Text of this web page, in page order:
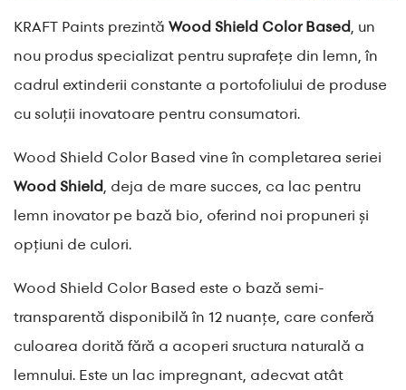
KRAFT Paints prezintă Wood Shield Color Based, un
nou produs specializat pentru suprafețe din lemn, în
cadrul extinderii constante a portofoliului de produse
cu soluții inovatoare pentru consumatori.
Wood Shield Color Based vine în completarea seriei
Wood Shield, deja de mare succes, ca lac pentru
lemn inovator pe bază bio, oferind noi propuneri și
opțiuni de culori.
Wood Shield Color Based este o bază semi-
transparentă disponibilă în 12 nuanțe, care conferă
culoarea dorită fără a acoperi sructura naturală a
lemnului. Este un lac impregnant, adecvat atât